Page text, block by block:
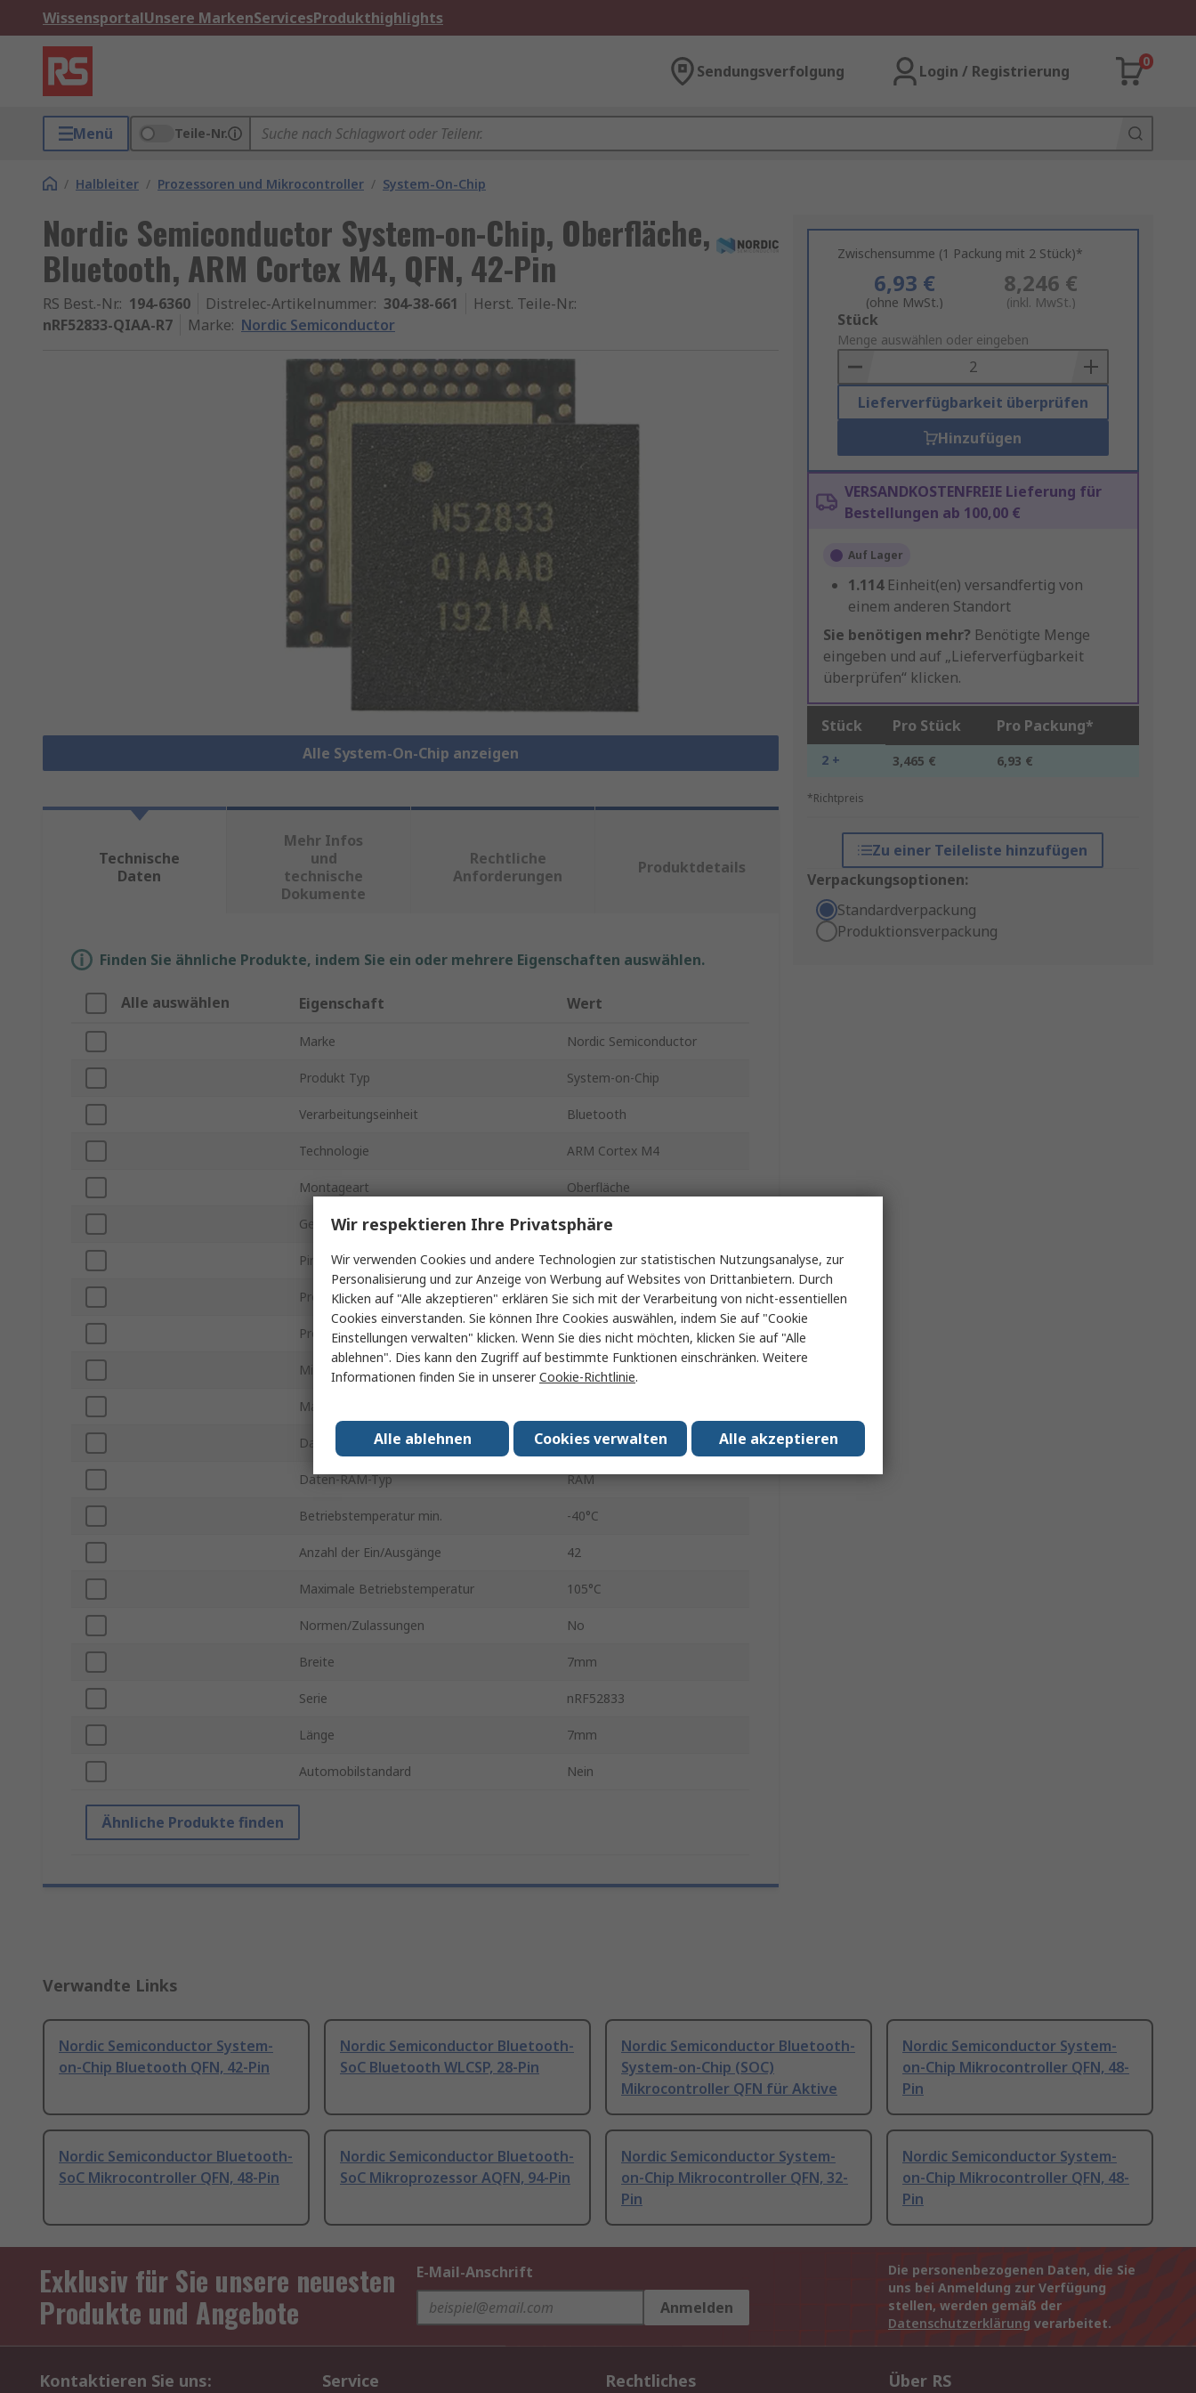
WissensportalUnsere MarkenServicesProdukthighlights
Sendungsverfolgung Login / Registrierung
0
Menü Teile-Nr.
/ Halbleiter / Prozessoren und Mikrocontroller / System-On-Chip
Nordic Semiconductor System-on-Chip, Oberfläche,
Bluetooth, ARM Cortex M4, QFN, 42-Pin
RS Best.-Nr.: 194-6360 Distrelec-Artikelnummer: 304-38-661 Herst. Teile-Nr.:
nRF52833-QIAA-R7
Marke: Nordic Semiconductor
Alle System-On-Chip anzeigen
Zwischensumme (1 Packung mit 2 Stück)*
6,93 €
(ohne MwSt.)
8,246 €
(inkl. MwSt.)
Add
to
Basket
Stück
Menge auswählen oder eingeben
Lieferverfügbarkeit überprüfen
Hinzufügen
VERSANDKOSTENFREIE Lieferung für
Bestellungen ab 100,00 €
Auf Lager
1.114 Einheit(en) versandfertig von
einem anderen Standort
Sie benötigen mehr? Benötigte Menge
eingeben und auf „Lieferverfügbarkeit
überprüfen“ klicken.
Stück Pro Stück Pro Packung*
2 + 3,465 € 6,93 €
*Richtpreis
Zu einer Teileliste hinzufügen
Verpackungsoptionen:
Standardverpackung
Produktionsverpackung
Technische
Daten
Mehr Infos
und
technische
Dokumente
Rechtliche
Anforderungen
Produktdetails
Finden Sie ähnliche Produkte, indem Sie ein oder mehrere Eigenschaften auswählen.
Alle auswählen Eigenschaft Wert
Marke Nordic Semiconductor
Produkt Typ System-on-Chip
Verarbeitungseinheit Bluetooth
Technologie ARM Cortex M4
Montageart Oberfläche
Gehäusegröße QFN
Pinanzahl 42
Programmspeicherkapazität 512kB
Programmspeicher-Typ Flash
Minimale Versorgungsspannung 1.7V
Maximale Versorgungsspannung
Daten-RAM-Größe 128kB
Daten-RAM-Typ RAM
Betriebstemperatur min. -40°C
Anzahl der Ein/Ausgänge 42
Maximale Betriebstemperatur 105°C
Normen/Zulassungen No
Breite 7mm
Serie nRF52833
Länge 7mm
Automobilstandard Nein
Ähnliche Produkte finden
Verwandte Links
Nordic Semiconductor System-
on-Chip Bluetooth QFN, 42-Pin
Nordic Semiconductor Bluetooth-
SoC Bluetooth WLCSP, 28-Pin
Nordic Semiconductor Bluetooth-
System-on-Chip (SOC)
Mikrocontroller QFN für Aktive
Nordic Semiconductor System-
on-Chip Mikrocontroller QFN, 48-
Pin
Nordic Semiconductor Bluetooth-
SoC Mikrocontroller QFN, 48-Pin
Nordic Semiconductor Bluetooth-
SoC Mikroprozessor AQFN, 94-Pin
Nordic Semiconductor System-
on-Chip Mikrocontroller QFN, 32-
Pin
Nordic Semiconductor System-
on-Chip Mikrocontroller QFN, 48-
Pin
Exklusiv für Sie unsere neuesten
Produkte und Angebote
E-Mail-Anschrift
Anmelden
Die personenbezogenen Daten, die Sie
uns bei Anmeldung zur Verfügung
stellen, werden gemäß der
Datenschutzerklärung verarbeitet.
Kontaktieren Sie uns: Service Rechtliches Über RS
Wir respektieren Ihre Privatsphäre
Wir verwenden Cookies und andere Technologien zur statistischen Nutzungsanalyse, zur
Personalisierung und zur Anzeige von Werbung auf Websites von Drittanbietern. Durch
Klicken auf "Alle akzeptieren" erklären Sie sich mit der Verarbeitung von nicht-essentiellen
Cookies einverstanden. Sie können Ihre Cookies auswählen, indem Sie auf "Cookie
Einstellungen verwalten" klicken. Wenn Sie dies nicht möchten, klicken Sie auf "Alle
ablehnen". Dies kann den Zugriff auf bestimmte Funktionen einschränken. Weitere
Informationen finden Sie in unsererCookie-Richtlinie.
Alle akzeptieren
Cookies verwalten
Alle ablehnen